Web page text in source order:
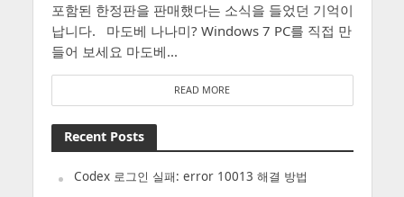
포함된 한정판을 판매했다는 소식을 들었던 기억이
납니다. 마도베 나나미? Windows 7 PC를 직접 만
들어 보세요 마도베...
READ MORE
Recent Posts
Codex 로그인 실패: error 10013 해결 방법